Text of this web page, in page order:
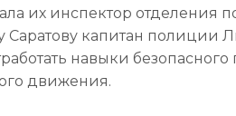
их инспектор отделения
капитан полиции
навыки
движения.